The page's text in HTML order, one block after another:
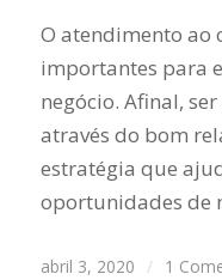
O atendimento ao
importantes para
negócio. Afinal,
através do bom
estratégia que
oportunidades de
abril 3, 2020 / 1